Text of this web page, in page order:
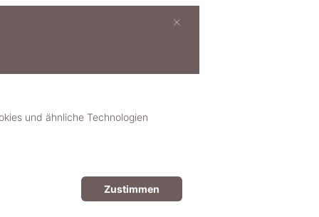
© 2018-2025 dekoster GmbH
und ähnliche Technologien
Zustimmen
×